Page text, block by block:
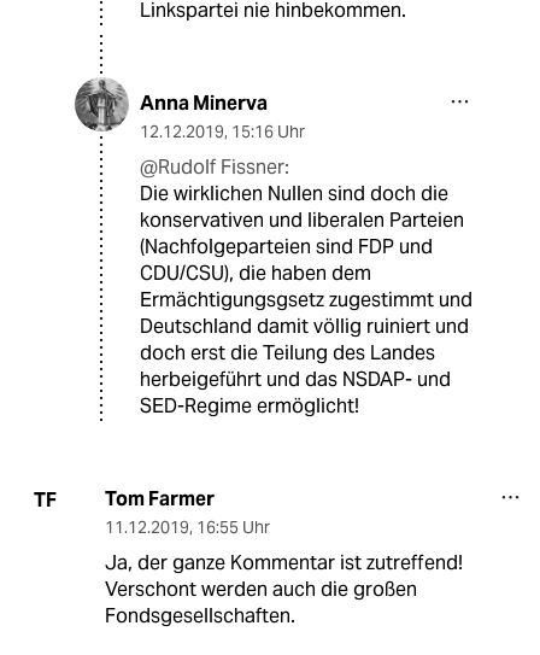
Linkspartei nie hinbekommen.
Anna Minerva
12.12.2019, 15:16 Uhr
@Rudolf Fissner:
Die wirklichen Nullen sind doch die
konservativen und liberalen Parteien
(Nachfolgeparteien sind FDP und
CDU/CSU), die haben dem
Ermächtigungsgsetz zugestimmt und
Deutschland damit völlig ruiniert und
doch erst die Teilung des Landes
herbeigeführt und das NSDAP- und
SED-Regime ermöglicht!
TF Tom Farmer
11.12.2019, 16:55 Uhr
Ja, der ganze Kommentar ist zutreffend!
Verschont werden auch die großen
Fondsgesellschaften.